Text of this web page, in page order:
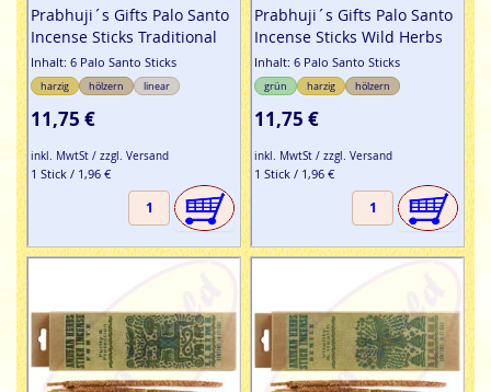
Prabhuji´s Gifts Palo Santo
Incense Sticks Traditional
Inhalt: 6 Palo Santo Sticks
harzig hölzern linear
11,75 €
inkl. MwtSt / zzgl. Versand
1 Stick / 1,96 €
Prabhuji´s Gifts Palo Santo
Incense Sticks Wild Herbs
Inhalt: 6 Palo Santo Sticks
grün harzig hölzern
11,75 €
inkl. MwtSt / zzgl. Versand
1 Stick / 1,96 €